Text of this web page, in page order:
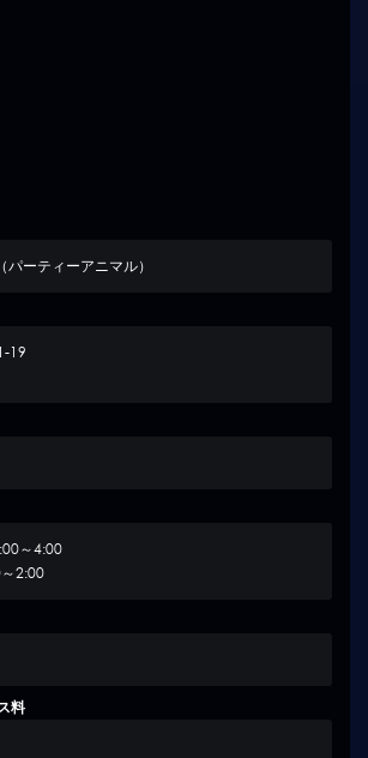
パーティーアニマル）
19
～4:00
2:00
料